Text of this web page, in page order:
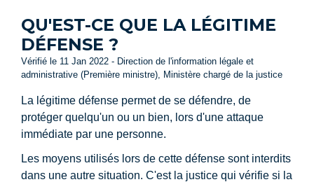
QU'EST-CE QUE LA LÉGITIME
DÉFENSE ?
Vérifié le 11 Jan 2022 - Direction de l'information légale et
administrative (Première ministre), Ministère chargé de la justice
La légitime défense permet de se défendre, de
protéger quelqu'un ou un bien, lors d'une attaque
immédiate par une personne.
Les moyens utilisés lors de cette défense sont interdits
dans une autre situation. C'est la justice qui vérifie si la